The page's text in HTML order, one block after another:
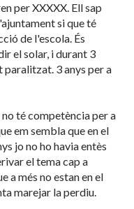
per XXXXX. Ell sap
si que té
de l'escola. És
el solar, i durant 3
3 anys per a
té competència per a
em sembla que en el
jo no ho havia entès
el tema cap a
a més no estan en el
marejar la perdiu.